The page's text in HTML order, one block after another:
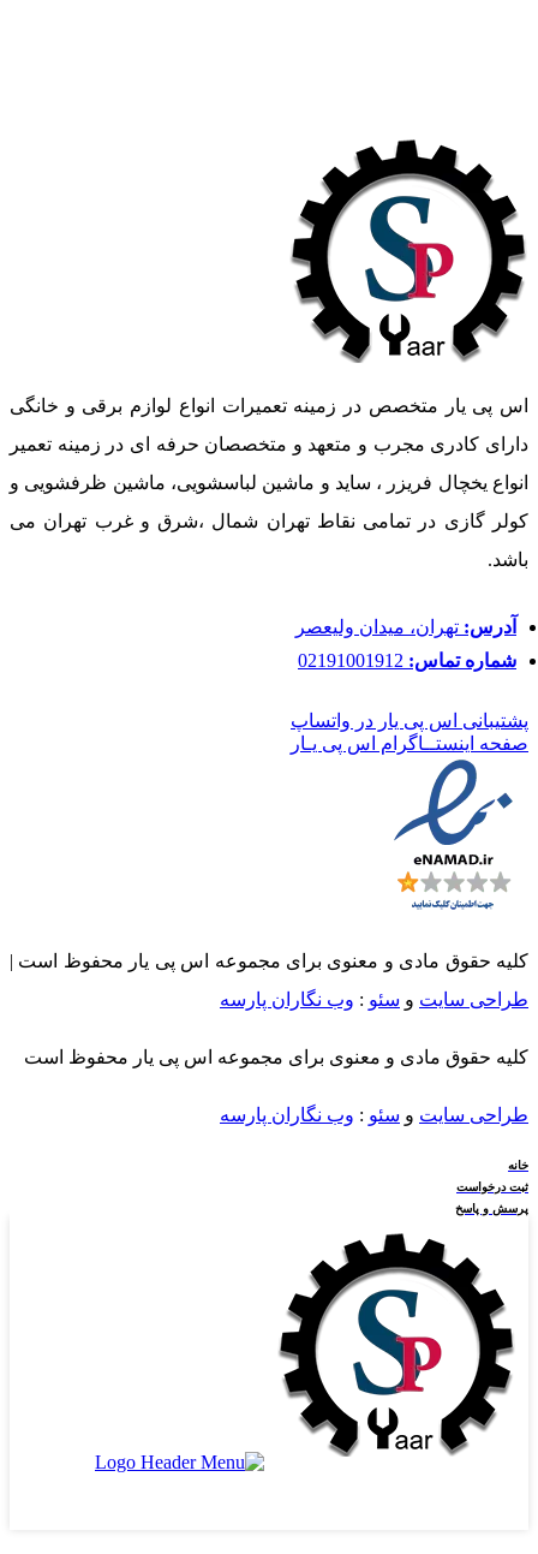
اس پی یار متخصص در زمینه تعمیرات انواع لوازم برقی و خانگی
دارای کادری مجرب و متعهد و متخصصان حرفه ای در زمینه تعمیر
انواع یخچال فریزر ، ساید و ماشین لباسشویی، ماشین ظرفشویی و
کولر گازی در تمامی نقاط تهران شمال ،شرق و غرب تهران می
باشد.
آدرس: تهران، میدان ولیعصر
شماره تماس:
پشتیبانی اس پی یار در واتساپ
صفحه اینستــاگرام اس پی یـار
کلیه حقوق مادی و معنوی برای مجموعه اس پی یار محفوظ است |
طراحی سایت و سئو : وب نگاران پارسه
کلیه حقوق مادی و معنوی برای مجموعه اس پی یار محفوظ است
طراحی سایت و سئو : وب نگاران پارسه
خانه
ثبت درخواست
پرسش و پاسخ